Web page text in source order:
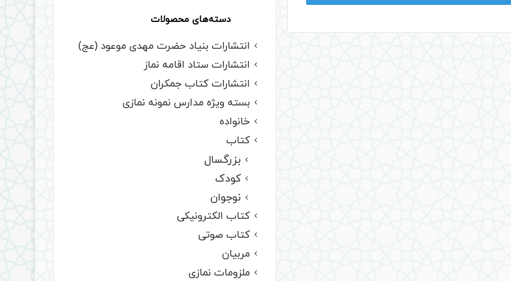
دسته‌های محصولات
انتشارات بنیاد حضرت مهدی موعود (عج)
انتشارات ستاد اقامه نماز
انتشارات کتاب جمکران
بسته ویژه مدارس نمونه نمازی
خانواده
کتاب
بزرگسال
کودک
نوجوان
کتاب الکترونیکی
کتاب صوتی
مربیان
ملزومات نمازی